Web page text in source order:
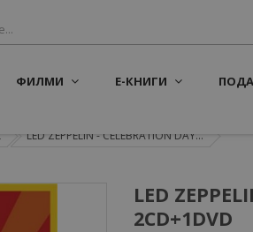
ФИЛМИ Е-КНИГИ
LED ZEPPELIN - CELEBRATION DAY...
LED
2CD+1DVD